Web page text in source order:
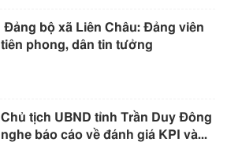
Đảng bộ xã Liên Châu: Đảng viên
tiên phong, dân tin tưởng
Chủ tịch UBND tỉnh Trần Duy Đông
nghe báo cáo về đánh giá KPI và...